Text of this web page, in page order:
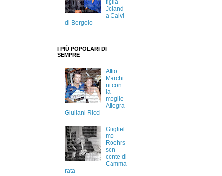
figlia
Joland
a Calvi
di Bergolo
I PIÙ POPOLARI DI
SEMPRE
Alfio
Marchi
ni con
la
moglie
Allegra
Giuliani Ricci
Gugliel
mo
Roehrs
sen
conte di
Camma
rata